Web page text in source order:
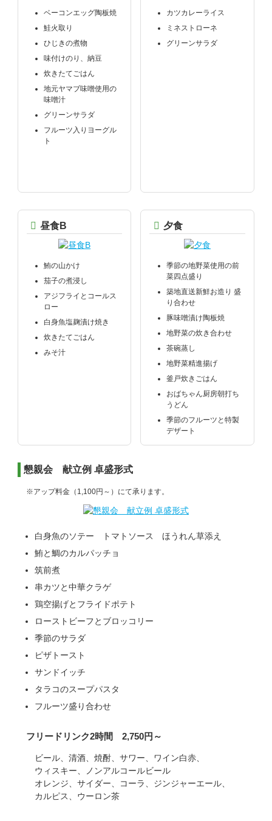
ベーコンエッグ陶板焼
鮭火取り
ひじきの煮物
味付けのり、納豆
炊きたてごはん
地元ヤマブ味噌使用の
味噌汁
グリーンサラダ
フルーツ入りヨーグル
ト
カツカレーライス
ミネストローネ
グリーンサラダ
昼食B
鮪の山かけ
茄子の煮浸し
アジフライとコールス
ロー
白身魚塩麹漬け焼き
炊きたてごはん
みそ汁
夕食
季節の地野菜使用の前
菜四点盛り
築地直送新鮮お造り 盛
り合わせ
豚味噌漬け陶板焼
地野菜の炊き合わせ
茶碗蒸し
地野菜精進揚げ
釜戸炊きごはん
おばちゃん厨房朝打ち
うどん
季節のフルーツと特製
デザート
懇親会 献立例 卓盛形式
※アップ料金（1,100円～）にて承ります。
白身魚のソテー トマトソース ほうれん草添え
鮪と鯛のカルパッチョ
筑前煮
串カツと中華クラゲ
鶏空揚げとフライドポテト
ローストビーフとブロッコリー
季節のサラダ
ピザトースト
サンドイッチ
タラコのスープパスタ
フルーツ盛り合わせ
フリードリンク2時間 2,750円～
ビール、 清酒、 焼酎、 サワー、
ワイン白赤、
ウィスキー、
ノンアルコールビール
オレンジ、 サイダー、 コーラ、 ジンジャーエール、
カルピス、 ウーロン茶